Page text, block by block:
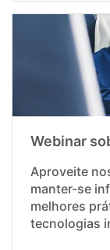
Webinar
Aproveite
manter-se
melhores
tecnologias